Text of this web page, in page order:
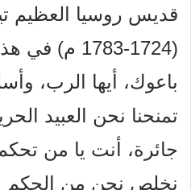
قديس روسيا العظيم
(1724-1783 م) في هذا
باعوك، أيها الرب،
تمنحنا نحن
العبيد
جائرة، أنت يا من
نخلص نحن من الحكم